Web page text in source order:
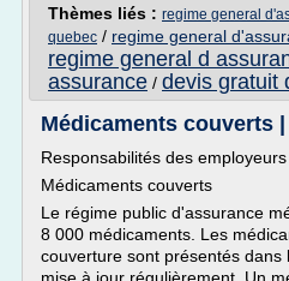
Thèmes liés : regime general
quebec / regime general
regime general d
assurance / devis gratuit
Médicaments couverts |
Responsabilités des
Médicaments couverts
Le régime public d'assurance
8 000 médicaments. Les
couverture sont présentés dans